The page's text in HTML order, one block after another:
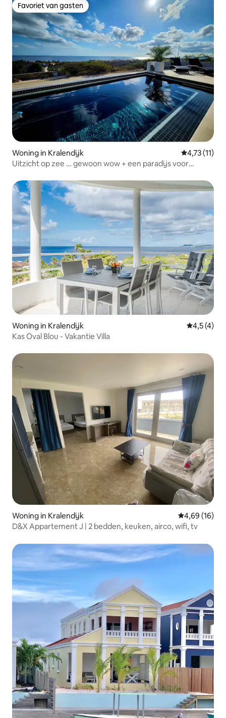
Favoriet van gasten
Favoriet van gasten
Woning in Kralendijk Gemiddelde
4,73 (11)
Uitzicht op zee … gewoon wow + een paradijs voor
Woning in Kralendijk
4,5 (4)
Kas Oval Blou - Vakantie Villa
Woning in Kralendijk Gemiddelde
4,69 (16)
D&X Appartement J | 2 bedden, keuken, airco, wifi, tv